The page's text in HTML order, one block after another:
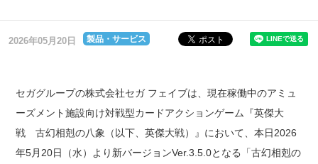
2026年05月20日 製品・サービス
セガグループの株式会社セガ フェイブは、現在稼働中のアミュ
ーズメント施設向け対戦型カードアクションゲーム『英傑大
戦 古幻相剋の八象（以下、英傑大戦）』において、本日2026
年5月20日（水）より新バージョンVer.3.5.0となる「古幻相剋の